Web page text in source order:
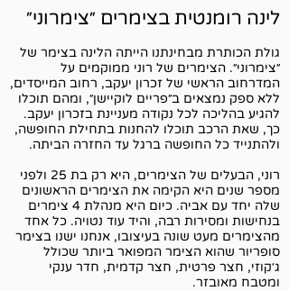
לינה רומנטית בצימרים ״צימרוני״
גולת הכותרת מבחינתנו הייתה הלינה בצימר של
״צימרוני״. הצימרים של רוני ממוקמים על
המדרחוב הראשי של זכרון יעקב, רחוב המייסדים,
ללא ספק נמצאים ב״פריים לוקיישן״, ומהם תוכלו
להגיע בהליכה לכל נקודה מעניינת בזכרון יעקב.
כך, שאת הרכב תוכלו להחנות בתחילת החופשה,
ולהתנייד כל החופשה ברגל עד החזרה הביתה.
רוני, הבעלים של הצימרים, היא רק בת 25 ולפני
מספר שנים היא הקימה את הצימרים הראשונים
שלה יחד עם אביה. כיום היא מנהלת 4 צימרים
בנחישות ומסירות רבה, והיד עוד נטויה. כל אחד
מהצימרים מעט שונה בעיצובו, אנחנו ישנו בצימר
סופריור שהוא הצימר המפואר ביותר שכולל
ג׳קוזי, חצר פרטית, חצר קדמית, חדר ענקי
ומטבח מאובזר.